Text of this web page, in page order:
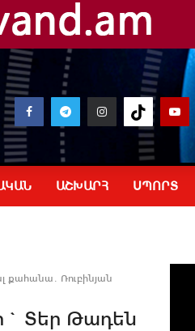
ԱՇԽԱՐՀ ՍՊՈՐՏ
քահանա․ Ռուբինյան
Տեր Թադեն